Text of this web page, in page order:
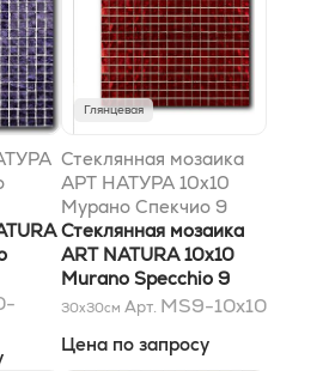
Глянцевая
Стеклянная мозаика
АРТ НАТУРА 10x10
Мурано Спекчио 9
300x300
Стеклянная мозаика
ART NATURA 10x10
Murano Specchio 9
300x300
30x30см Арт. MS9-10x10
Цена по запросу